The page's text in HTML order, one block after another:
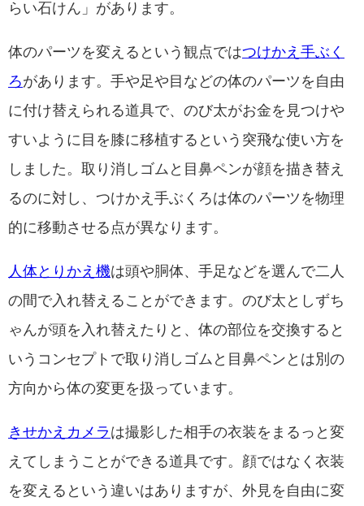
らい石けん」があります。
体のパーツを変えるという観点ではつけかえ手ぶく
ろがあります。手や足や目などの体のパーツを自由
に付け替えられる道具で、のび太がお金を見つけや
すいように目を膝に移植するという突飛な使い方を
しました。取り消しゴムと目鼻ペンが顔を描き替え
るのに対し、つけかえ手ぶくろは体のパーツを物理
的に移動させる点が異なります。
人体とりかえ機は頭や胴体、手足などを選んで二人
の間で入れ替えることができます。のび太としずち
ゃんが頭を入れ替えたりと、体の部位を交換すると
いうコンセプトで取り消しゴムと目鼻ペンとは別の
方向から体の変更を扱っています。
きせかえカメラ は撮影した相手の衣装をまるっと変
えてしまうことができる道具です。顔ではなく衣装
を変えるという違いはありますが、外見を自由に変